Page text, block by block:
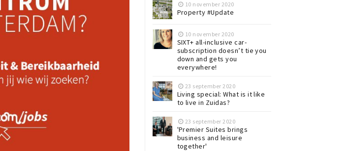
10 november 2020
Property #Update
10 november 2020
SIXT+ all-inclusive car-
subscription doesn’t tie you
down and gets you
everywhere!
23 september 2020
Living special: What is it like
to live in Zuidas?
23 september 2020
'Premier Suites brings
business and leisure
together'